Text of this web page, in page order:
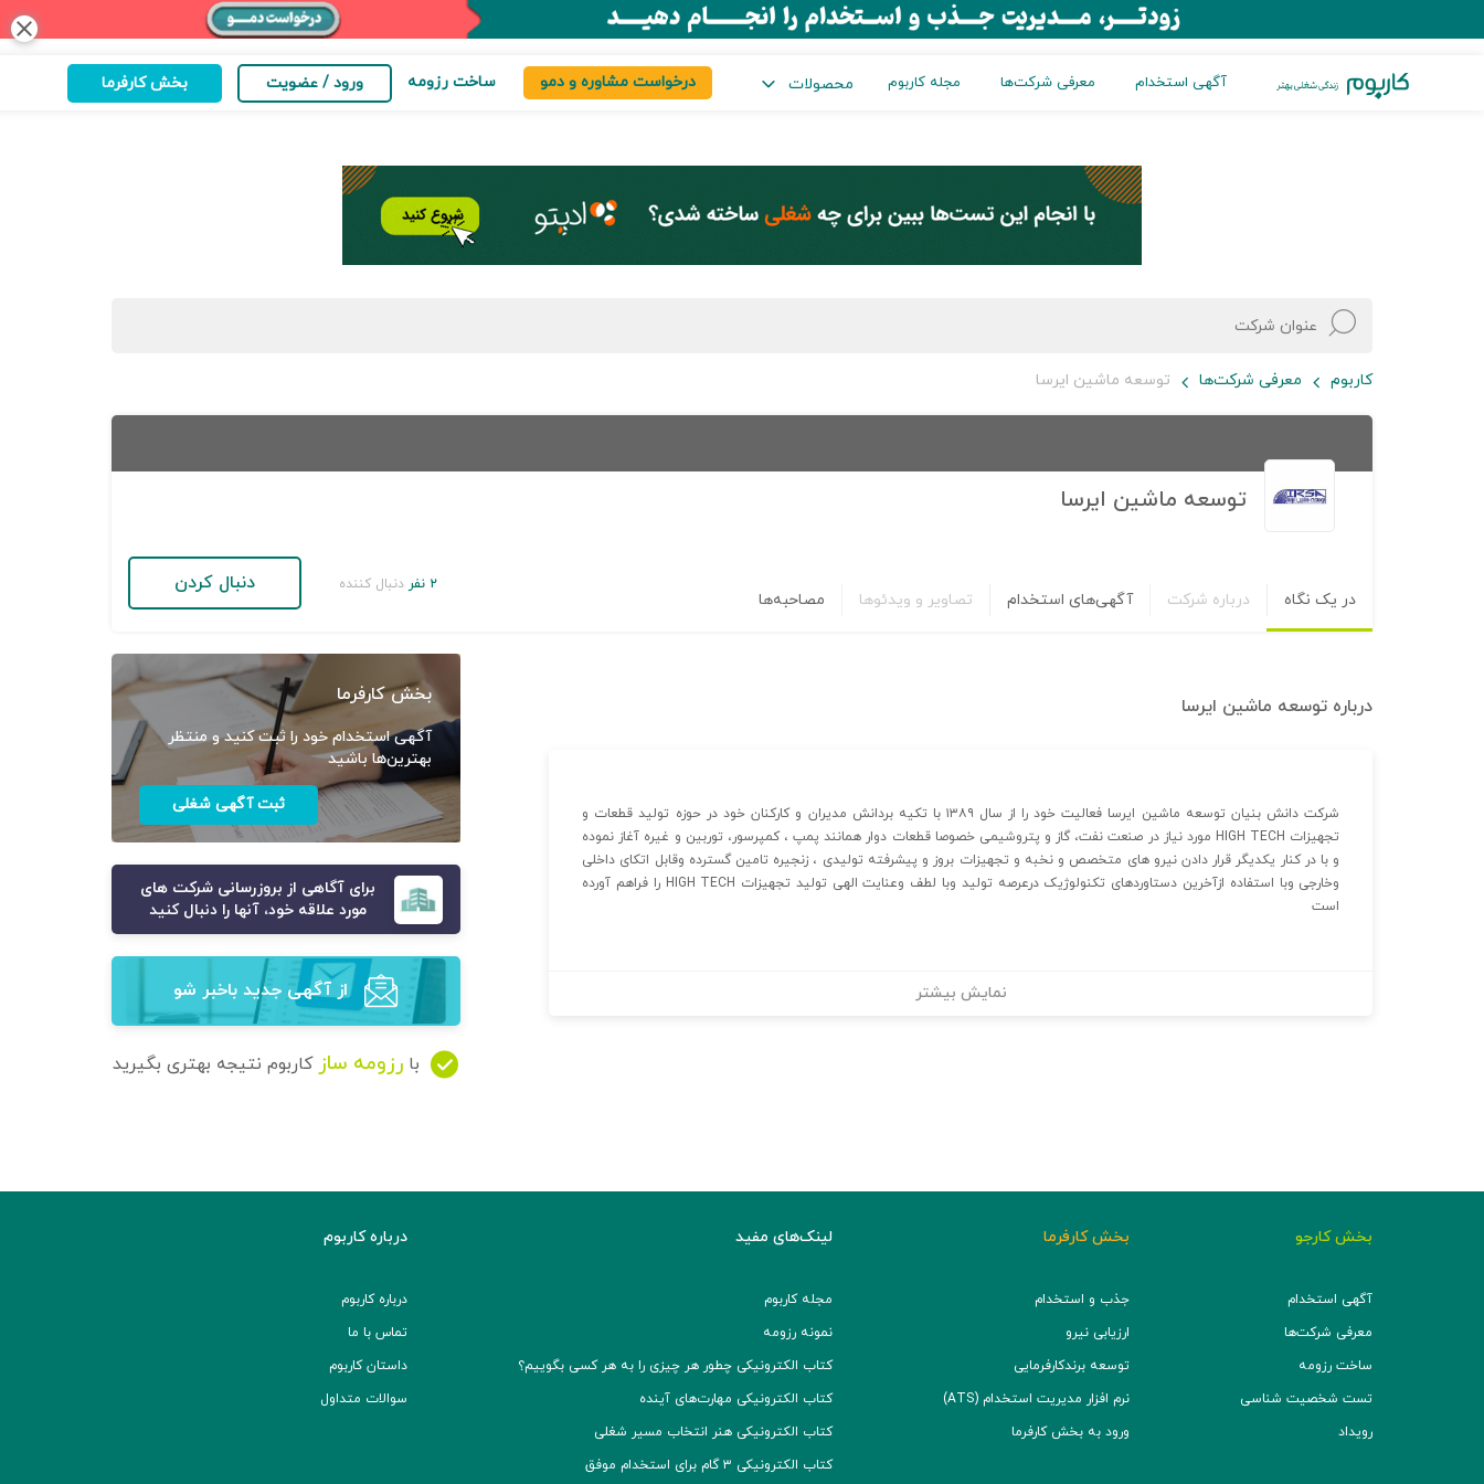
close
آگهی استخدام معرفی شرکت‌ها مجله کاربوم محصولات درخواست مشاوره و دمو ساخت رزومه ورود / عضویت بخش کارفرما
کاربوم معرفی شرکت‌ها توسعه ماشین ایرسا
توسعه ماشین ایرسا
در یک نگاه درباره شرکت آگهی‌های استخدام تصاویر و ویدئوها مصاحبه‌ها
۲ نفر دنبال کننده دنبال کردن
درباره توسعه ماشین ایرسا
شرکت دانش بنیان توسعه ماشین ایرسا فعالیت خود را از سال ۱۳۸۹ با تکیه بردانش مدیران و کارکنان خود در حوزه تولید قطعات و
تجهیزات HIGH TECH مورد نیاز در صنعت نفت، گاز و پتروشیمی خصوصا قطعات دوار همانند پمپ ، کمپرسور، توربین و غیره آغاز نموده
و با در کنار یکدیگر قرار دادن نیرو های متخصص و نخبه و تجهیزات بروز و پیشرفته تولیدی ، زنجیره تامین گسترده وقابل اتکای داخلی
وخارجی وبا استفاده ازآخرین دستاوردهای تکنولوژیک درعرصه تولید وبا لطف وعنایت الهی تولید تجهیزات HIGH TECH را فراهم آورده
است
نمایش بیشتر
بخش کارفرما
آگهی استخدام خود را ثبت کنید و منتظر
بهترین‌ها باشید
ثبت آگهی شغلی
برای آگاهی از بروزرسانی شرکت های
مورد علاقه خود، آنها را دنبال کنید
از آگهی‌ جدید باخبر شو
با رزومه ساز کاربوم نتیجه بهتری بگیرید
بخش کارجو
آگهی استخدام
معرفی شرکت‌ها
ساخت رزومه
تست شخصیت شناسی
رویداد
بخش کارفرما
جذب و استخدام
ارزیابی نیرو
توسعه برند‌کارفرمایی
نرم افزار مدیریت استخدام (ATS)
ورود به بخش کارفرما
لینک‌های مفید
مجله کاربوم
نمونه رزومه
کتاب الکترونیکی چطور هر چیزی را به هر کسی بگوییم؟
کتاب الکترونیکی مهارت‌های آینده
کتاب الکترونیکی هنر انتخاب مسیر شغلی
کتاب الکترونیکی ۳ گام برای استخدام موفق
درباره کاربوم
درباره کاربوم
تماس با ما
داستان کاربوم
سوالات متداول